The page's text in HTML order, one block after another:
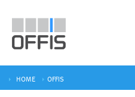
HOME OFFIS